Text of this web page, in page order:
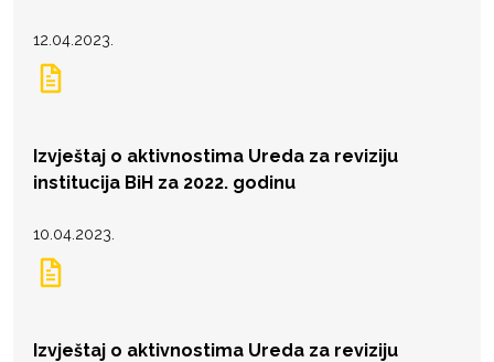
12.04.2023.
Izvještaj o aktivnostima Ureda za reviziju
institucija BiH za 2022. godinu
10.04.2023.
Izvještaj o aktivnostima Ureda za reviziju